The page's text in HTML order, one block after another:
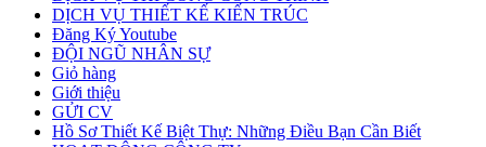
DỊCH VỤ THIẾT KẾ KIẾN TRÚC
Đăng Ký Youtube
ĐỘI NGŨ NHÂN SỰ
Giỏ hàng
Giới thiệu
GỬI CV
Hồ Sơ Thiết Kế Biệt Thự: Những Điều Bạn Cần Biết